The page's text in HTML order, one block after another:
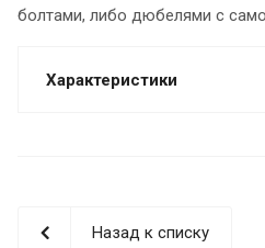
болтами, либо дюбелями с
Характеристики
Назад к списку